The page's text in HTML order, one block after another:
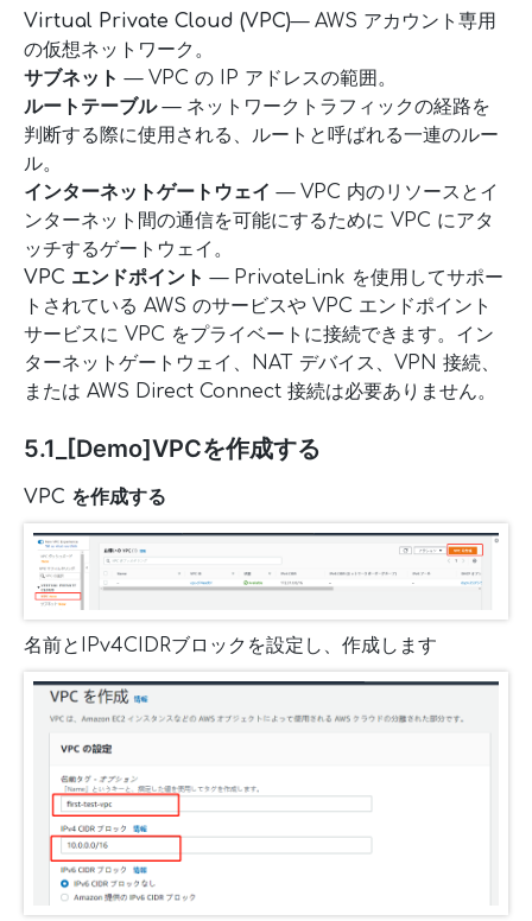
Virtual Private Cloud (VPC)— AWS アカウント専用
の仮想ネットワーク。
サブネット — VPC の IP アドレスの範囲。
ルートテーブル— ネットワークトラフィックの経路を
判断する際に使用される、ルートと呼ばれる一連のルー
ル。
インターネットゲートウェイ — VPC 内のリソースとイ
ンターネット間の通信を可能にするために VPC にアタ
ッチするゲートウェイ。
VPC エンドポイント — PrivateLink を使用してサポー
トされている AWS のサービスや VPC エンドポイント
サービスに VPC をプライベートに接続できます。イン
ターネットゲートウェイ、NAT デバイス、VPN 接続、
または AWS Direct Connect 接続は必要ありません。
5.1_[Demo]VPCを作成する
VPC を作成する
名前とIPv4CIDRブロックを設定し、作成します